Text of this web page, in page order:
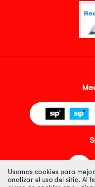
Usamos cookies para
analizar el uso del sitio. Al